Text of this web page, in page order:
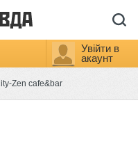
Увійти в
акаунт
Zen cafe&bar